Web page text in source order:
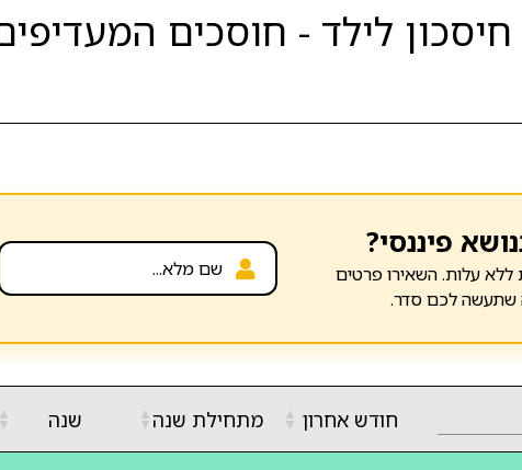
לילד - חוסכים
פיננסי?
ללא עלות. השאירו פרטים
שתעשה לכם סדר.
חודש אחרון ▲
▼ מתחילת שנה▲
▼ שנה ▲
▼